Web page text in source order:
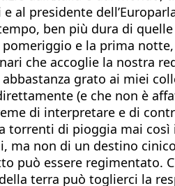
al presidente
ben più dura di
e la prima notte,
che accoglie la nostra
grato ai miei
(e che non è
di interpretare e di
torrenti di pioggia mai
ma non di un destino
può essere regimentato.
terra può toglierci la